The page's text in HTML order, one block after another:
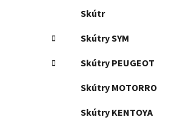
Skútr
Skútry SYM
Skútry PEUGEOT
Skútry MOTORRO
Skútry KENTOYA